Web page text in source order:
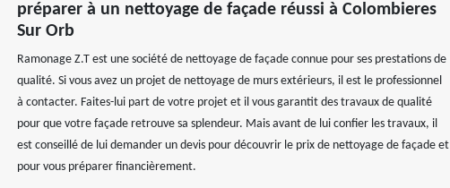
préparer à un nettoyage de façade réussi à Colombieres
Sur Orb
Ramonage Z.T est une société de nettoyage de façade connue pour ses prestations de
qualité. Si vous avez un projet de nettoyage de murs extérieurs, il est le professionnel
à contacter. Faites-lui part de votre projet et il vous garantit des travaux de qualité
pour que votre façade retrouve sa splendeur. Mais avant de lui confier les travaux, il
est conseillé de lui demander un devis pour découvrir le prix de nettoyage de façade et
pour vous préparer financièrement.